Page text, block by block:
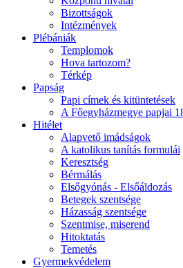
Bizottságok
Intézmények
Plébániák
Templomok
Hova tartozom?
Térkép
Papság
Papi címek és kitüntetések
A Főegyházmegye papjai
Hitélet
Alapvető imádságok
A katolikus tanítás formulái
Keresztség
Bérmálás
Elsőgyónás - Elsőáldozás
Betegek szentsége
Házasság szentsége
Szentmise, miserend
Hitoktatás
Temetés
Gyermekvédelem